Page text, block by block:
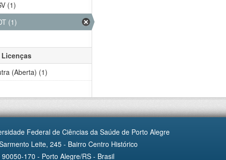
(1)
(1)
Licenças
(Aberta) (1)
Federal de Ciências da Saúde de Porto Alegre
Leite, 245 - Bairro Centro Histórico
90050-170 - Porto Alegre/RS - Brasil